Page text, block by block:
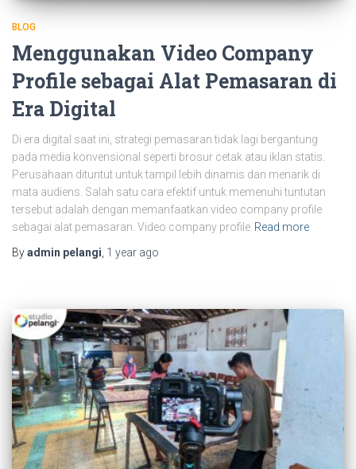
BLOG
Menggunakan Video Company
Profile sebagai Alat Pemasaran di
Era Digital
Di era digital saat ini, strategi pemasaran tidak lagi bergantung
pada media konvensional seperti brosur cetak atau iklan statis.
Perusahaan dituntut untuk tampil lebih dinamis dan menarik di
mata audiens. Salah satu cara efektif untuk memenuhi tuntutan
tersebut adalah dengan memanfaatkan video company profile
sebagai alat pemasaran. Video company profile Read more
Byadmin pelangi 1 year ago